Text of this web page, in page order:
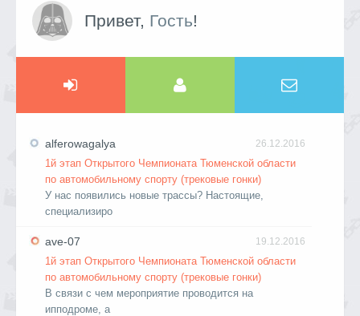
Привет, Гость!
26.12.2016
alferowagalya
1й этап Открытого Чемпионата Тюменской области
по автомобильному спорту (трековые гонки)
У нас появились новые трассы? Настоящие,
специализиро
19.12.2016
ave-07
1й этап Открытого Чемпионата Тюменской области
по автомобильному спорту (трековые гонки)
В связи с чем мероприятие проводится на
ипподроме, а